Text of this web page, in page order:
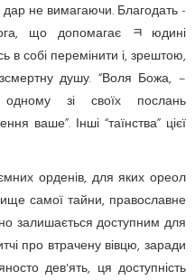
дар не вимагаючи. Благодать -
що допомагає ﾻюдині
в собі перемінити і, зрештою,
душу. “Воля Божа, –
зі своїх послань
ваше”. Інші “таїнства” цієї
орденів, для яких ореол
самої тайни, православне
залишається доступним для
про втрачену вівцю, заради
дев'ять, ця доступність